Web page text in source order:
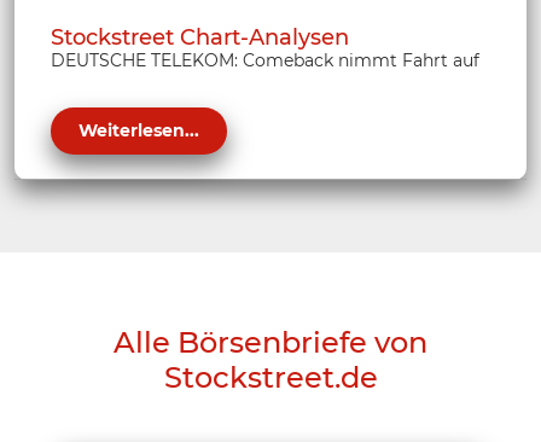
Stockstreet Chart-Analysen
DEUTSCHE TELEKOM: Comeback nimmt Fahrt auf
Weiterlesen...
Alle Börsenbriefe von
Stockstreet.de